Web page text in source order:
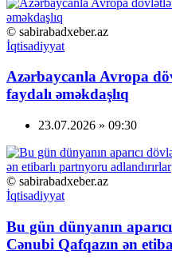
© sabirabadxeber.az
İqtisadiyyat
Azərbaycanla Avropa
faydalı əməkdaşlıq
23.07.2026 » 09:30
© sabirabadxeber.az
İqtisadiyyat
Bu gün dünyanın
Cənubi Qafqazın ən